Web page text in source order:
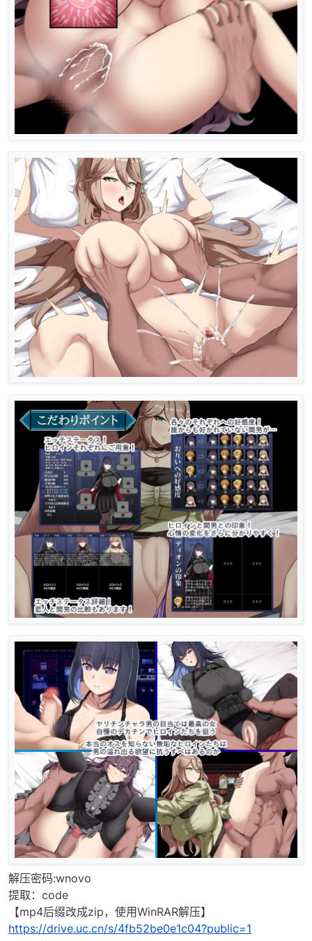
解压密码:wnovo
提取：code
【mp4后缀改成zip，使用WinRAR解压】
https://drive.uc.cn/s/4fb52be0e1c04?public=1